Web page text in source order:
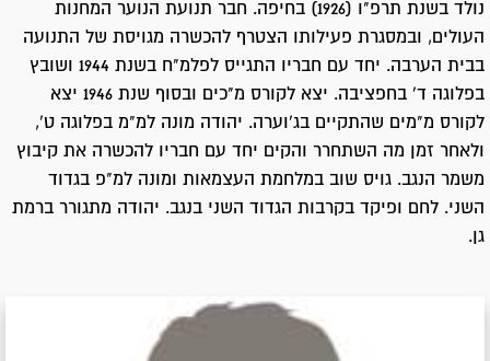
נולד בשנת תרפ"ו (1926) בחיפה. חבר תנועת הנוער המחנות
העולים, ובמסגרת פעילותו הצטרף להכשרה מגויסת של התנועה
בבית הערבה. יחד עם חבריו התגייס לפלמ"ח בשנת 1944 ושובץ
בפלוגה ד' בחפציבה. יצא לקורס מ"כים ובסוף שנת 1946 יצא
לקורס מ"מים שהתקיים בג'וערה. יהודה מונה למ"מ בפלוגה ט',
ולאחר זמן מה השתחרר והקים יחד עם חבריו להכשרה את קיבוץ
משמר הנגב. גויס שוב במלחמת העצמאות ומונה למ"פ בגדוד
השני. לחם ופיקד בקרבות הגדוד השני בנגב. יהודה מתגורר ברמת
גן.